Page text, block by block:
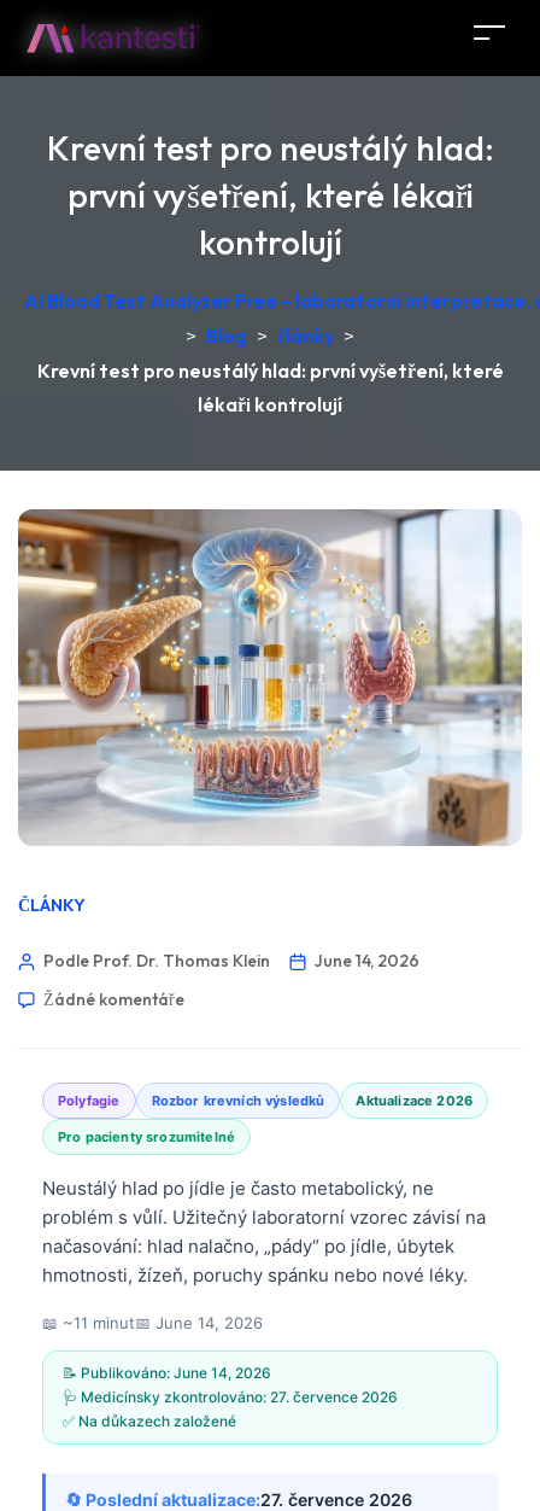
Krevní test pro neustálý hlad:
první vyšetření, které lékaři
kontrolují
AI Blood Test Analyzer Free – laboratorní interpretace,
> Blog > články >
Krevní test pro neustálý hlad: první vyšetření, které
lékaři kontrolují
ČLÁNKY
Podle Prof. Dr. Thomas Klein
June 14, 2026
Žádné komentáře
Polyfagie Rozbor krevních výsledků Aktualizace 2026
Pro pacienty srozumitelné
Neustálý hlad po jídle je často metabolický, ne
problém s vůlí. Užitečný laboratorní vzorec závisí na
načasování: hlad nalačno, „pády“ po jídle, úbytek
hmotnosti, žízeň, poruchy spánku nebo nové léky.
📖 ~11 minut📅 June 14, 2026
📝 Publikováno: June 14, 2026
🩺 Medicínsky zkontrolováno: 27. července 2026
✅ Na důkazech založené
🔄 Poslední aktualizace:27. července 2026